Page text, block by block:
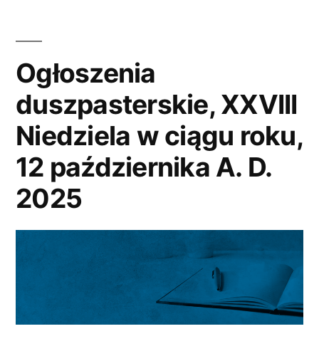
Ogłoszenia
duszpasterskie, XXVIII
Niedziela w ciągu roku,
12 października A. D.
2025